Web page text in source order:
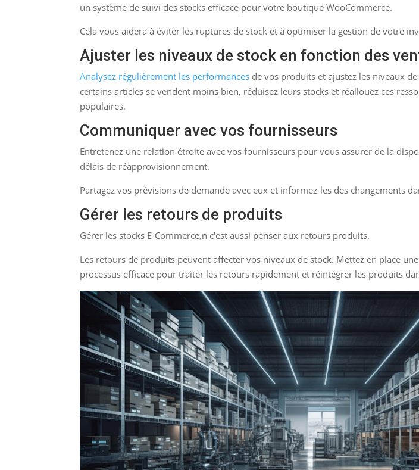
un système de suivi des stocks efficace pour votre boutique WooCommerce.
Cela vous aidera à éviter les ruptures de stock et à optimiser la gestion de votre
Ajuster les niveaux de stock en fonction des
Analysez régulièrement les performances de vos produits et ajustez les niveaux
certains articles se vendent moins bien, réduisez leurs stocks et réallouez ces
populaires.
Communiquer avec vos fournisseurs
Entretenez une relation étroite avec vos fournisseurs pour vous assurer de la
délais de réapprovisionnement.
Partagez vos prévisions de demande avec eux et informez-les des changements
Gérer les retours de produits
Gérer les stocks E-Commerce,n c'est aussi penser aux retours produits.
Les retours de produits peuvent affecter vos niveaux de stock. Mettez en place une
processus efficace pour traiter les retours rapidement et réintégrer les produits